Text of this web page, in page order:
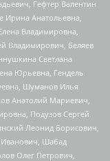
Гефтер Валентин
Анатольевна,
Владимировна,
Владимирович, Беляев
Светлана
Юрьевна, Гендель
Шуманов Илья
Анатолий Мариевич,
Подузов Сергей
Леонид Борисович,
Шабад
Олег Петрович,